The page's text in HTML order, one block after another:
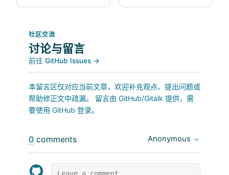
社区交流
讨论与留言
前往 GitHub Issues →
本留言区仅对应当前文章，欢迎补充观点、提出问题或
帮助修正文中疏漏。 留言由 GitHub/Gitalk 提供，需
要使用 GitHub 登录。
0 comments Anonymous